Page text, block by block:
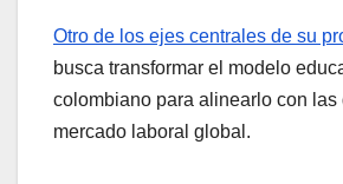
Otro de los ejes centrales de su
busca transformar el modelo
colombiano para alinearlo con las
mercado laboral global.